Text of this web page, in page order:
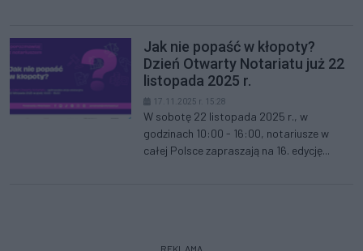
Jak nie popaść w kłopoty?
Dzień Otwarty Notariatu już 22
listopada 2025 r.
17.11.2025 r. 15:28
W sobotę 22 listopada 2025 r., w
godzinach 10:00 - 16:00, notariusze w
całej Polsce zapraszają na 16. edycję...
REKLAMA